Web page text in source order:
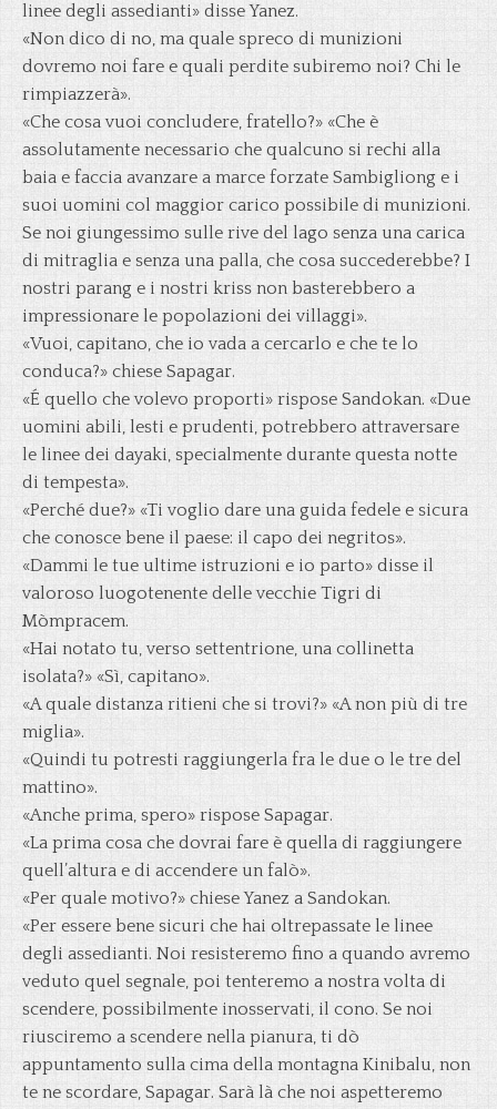
linee degli assedianti» disse Yanez.
«Non dico di no, ma quale spreco di munizioni
dovremo noi fare e quali perdite subiremo noi? Chi le
rimpiazzerà».
«Che cosa vuoi concludere, fratello?» «Che è
assolutamente necessario che qualcuno si rechi alla
baia e faccia avanzare a marce forzate Sambigliong e i
suoi uomini col maggior carico possibile di munizioni.
Se noi giungessimo sulle rive del lago senza una carica
di mitraglia e senza una palla, che cosa succederebbe? I
nostri parang e i nostri kriss non basterebbero a
impressionare le popolazioni dei villaggi».
«Vuoi, capitano, che io vada a cercarlo e che te lo
conduca?» chiese Sapagar.
«É quello che volevo proporti» rispose Sandokan. «Due
uomini abili, lesti e prudenti, potrebbero attraversare
le linee dei dayaki, specialmente durante questa notte
di tempesta».
«Perché due?» «Ti voglio dare una guida fedele e sicura
che conosce bene il paese: il capo dei negritos».
«Dammi le tue ultime istruzioni e io parto» disse il
valoroso luogotenente delle vecchie Tigri di
Mòmpracem.
«Hai notato tu, verso settentrione, una collinetta
isolata?» «Sì, capitano».
«A quale distanza ritieni che si trovi?» «A non più di tre
miglia».
«Quindi tu potresti raggiungerla fra le due o le tre del
mattino».
«Anche prima, spero» rispose Sapagar.
«La prima cosa che dovrai fare è quella di raggiungere
quell’altura e di accendere un falò».
«Per quale motivo?» chiese Yanez a Sandokan.
«Per essere bene sicuri che hai oltrepassate le linee
degli assedianti. Noi resisteremo fino a quando avremo
veduto quel segnale, poi tenteremo a nostra volta di
scendere, possibilmente inosservati, il cono. Se noi
riusciremo a scendere nella pianura, ti dò
appuntamento sulla cima della montagna Kinibalu, non
te ne scordare, Sapagar. Sarà là che noi aspetteremo